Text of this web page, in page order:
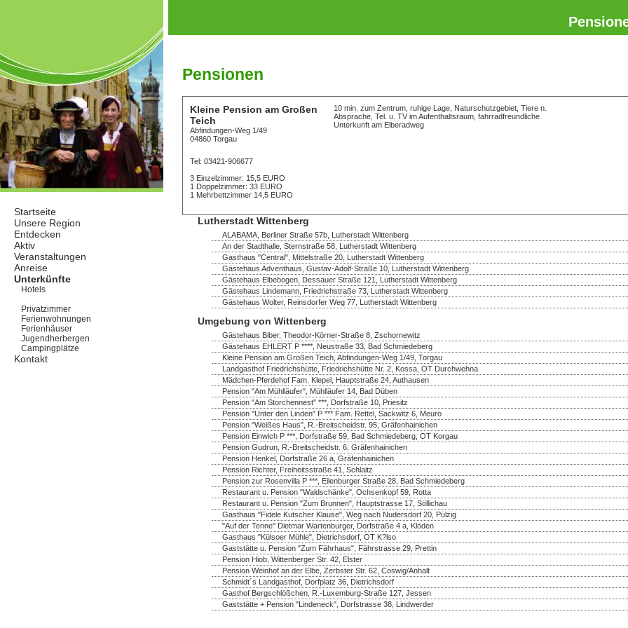
Startseite
Unsere Region
Entdecken
Aktiv
Veranstaltungen
Anreise
Unterkünfte
Hotels
Privatzimmer
Ferienwohnungen
Ferienhäuser
Jugendherbergen
Campingplätze
Kontakt
Pensionen
Kleine Pension am Großen
Teich
Abfindungen-Weg 1/49
04860 Torgau
10 min. zum Zentrum, ruhige Lage, Naturschutzgebiet, Tiere n.
Absprache, Tel. u. TV im Aufenthaltsraum, fahrradfreundliche
Unterkunft am Elberadweg
Tel: 03421-906677
3 Einzelzimmer: 15,5 EURO
1 Doppelzimmer: 33 EURO
1 Mehrbettzimmer 14,5 EURO
Lutherstadt Wittenberg
ALABAMA, Berliner Straße 57b, Lutherstadt Wittenberg
An der Stadthalle, Sternstraße 58, Lutherstadt Wittenberg
Gasthaus "Central", Mittelstraße 20, Lutherstadt Wittenberg
Gästehaus Adventhaus, Gustav-Adolf-Straße 10, Lutherstadt Wittenberg
Gästehaus Elbebogen, Dessauer Straße 121, Lutherstadt Wittenberg
Gästehaus Lindemann, Friedrichstraße 73, Lutherstadt Wittenberg
Gästehaus Wolter, Reinsdorfer Weg 77, Lutherstadt Wittenberg
Umgebung von Wittenberg
Gästehaus Biber, Theodor-Körner-Straße 8, Zschornewitz
Gästehaus EHLERT P ****, Neustraße 33, Bad Schmiedeberg
Kleine Pension am Großen Teich, Abfindungen-Weg 1/49, Torgau
Landgasthof Friedrichshütte, Friedrichshütte Nr. 2, Kossa, OT Durchwehna
Mädchen-Pferdehof Fam. Klepel, Hauptstraße 24, Authausen
Pension "Am Mühlläufer", Mühlläufer 14, Bad Düben
Pension "Am Storchennest" ***, Dorfstraße 10, Priesitz
Pension "Unter den Linden" P *** Fam. Rettel, Sackwitz 6, Meuro
Pension "Weißes Haus", R.-Breitscheidstr. 95, Gräfenhainichen
Pension Einwich P ***, Dorfstraße 59, Bad Schmiedeberg, OT Korgau
Pension Gudrun, R.-Breitscheidstr. 6, Gräfenhainichen
Pension Henkel, Dorfstraße 26 a, Gräfenhainichen
Pension Richter, Freiheitsstraße 41, Schlaitz
Pension zur Rosenvilla P ***, Eilenburger Straße 28, Bad Schmiedeberg
Restaurant u. Pension "Waldschänke", Ochsenkopf 59, Rotta
Restaurant u. Pension "Zum Brunnen", Hauptstrasse 17, Söllichau
Gasthaus "Fidele Kutscher Klause", Weg nach Nudersdorf 20, Pülzig
"Auf der Tenne" Dietmar Wartenburger, Dorfstraße 4 a, Klöden
Gasthaus "Külsoer Mühle", Dietrichsdorf, OT K?lso
Gaststätte u. Pension "Zum Fährhaus", Fährstrasse 29, Prettin
Pension Hiob, Wittenberger Str. 42, Elster
Pension Weinhof an der Elbe, Zerbster Str. 62, Coswig/Anhalt
Schmidt´s Landgasthof, Dorfplatz 36, Dietrichsdorf
Gasthof Bergschlößchen, R.-Luxemburg-Straße 127, Jessen
Gaststätte + Pension "Lindeneck", Dorfstrasse 38, Lindwerder